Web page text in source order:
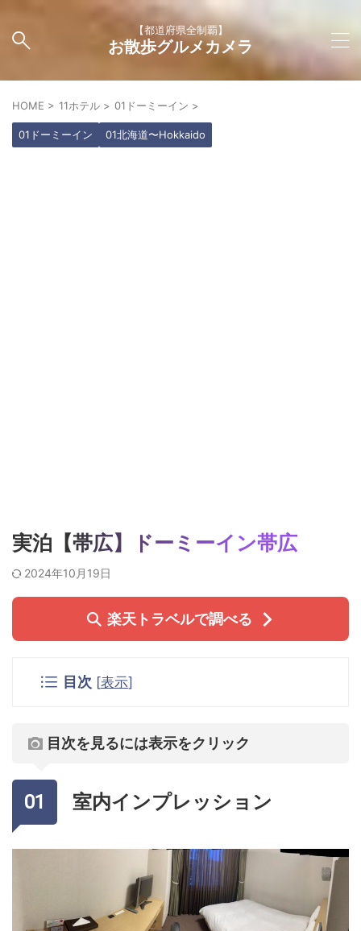
【都道府県全制覇】
お散歩グルメカメラ
HOME > 11ホテル > 01ドーミーイン >
01ドーミーイン 01北海道〜Hokkaido
実泊【帯広】ドーミーイン帯広
2024年10月19日
楽天トラベルで調べる
目次 [表示]
目次を見るには表示をクリック
室内インプレッション